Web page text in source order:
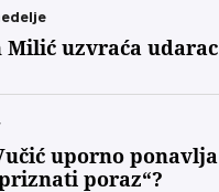
Milić uzvraća udarac
uporno ponavlja
poraz“?